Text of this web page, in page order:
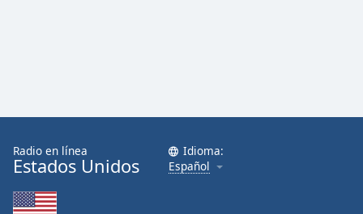
Radio en línea
Estados Unidos
Idioma:
Español